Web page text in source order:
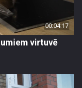
00:04:17
virtuvē